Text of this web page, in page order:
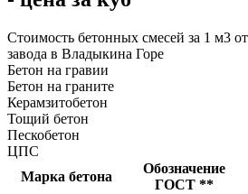
Стоимость бетонных смесей за 1 м3
завода в Владыкина Горе
Бетон на гравии
Бетон на граните
Керамзитобетон
Тощий бетон
Пескобетон
ЦПС
Марка бетона
Обозначение
ГОСТ **